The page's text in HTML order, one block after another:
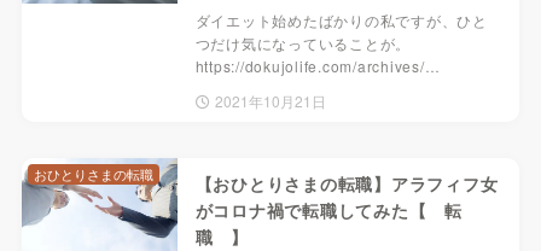
ダイエット始めたばかりの私ですが、ひと
つだけ気になっていることが。
https://dokujolife.com/archives/…
2021年10月21日
【おひとりさまの転職】アラフィフ女
がコロナ禍で転職してみた【 転
職 】
おひとりさまの転職